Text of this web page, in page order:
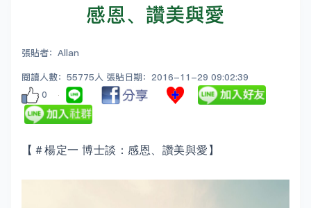
感恩、讚美與愛
張貼者：Allan
閱讀人數：55775人 張貼日期：2016-11-29 09:02:39
0
【＃楊定一 博士談：感恩、讚美與愛】